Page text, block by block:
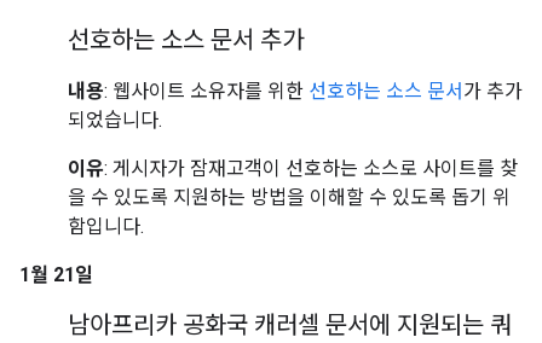
선호하는 소스 문서 추가
내용: 웹사이트 소유자를 위한 선호하는 소스 문서 가 추가
되었습니다.
이유: 게시자가 잠재고객이 선호하는 소스로 사이트를 찾
을 수 있도록 지원하는 방법을 이해할 수 있도록 돕기 위
함입니다.
1월 21일
남아프리카 공화국 캐러셀 문서에 지원되는 쿼